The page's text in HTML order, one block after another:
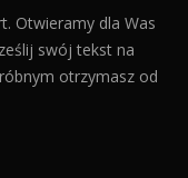
Otwieramy dla Was
swój tekst na
otrzymasz od